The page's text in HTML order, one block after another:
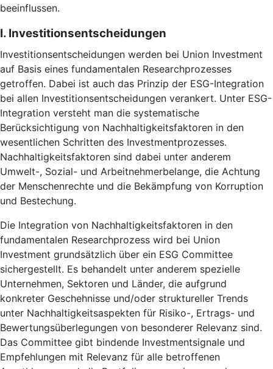
beeinflussen.
I. Investitionsentscheidungen
Investitionsentscheidungen werden bei Union Investment
auf Basis eines fundamentalen Researchprozesses
getroffen. Dabei ist auch das Prinzip der ESG-Integration
bei allen Investitionsentscheidungen verankert. Unter ESG-
Integration versteht man die systematische
Berücksichtigung von Nachhaltigkeitsfaktoren in den
wesentlichen Schritten des Investmentprozesses.
Nachhaltigkeitsfaktoren sind dabei unter anderem
Umwelt-, Sozial- und Arbeitnehmerbelange, die Achtung
der Menschenrechte und die Bekämpfung von Korruption
und Bestechung.
Die Integration von Nachhaltigkeitsfaktoren in den
fundamentalen Researchprozess wird bei Union
Investment grundsätzlich über ein ESG Committee
sichergestellt. Es behandelt unter anderem spezielle
Unternehmen, Sektoren und Länder, die aufgrund
konkreter Geschehnisse und/oder struktureller Trends
unter Nachhaltigkeitsaspekten für Risiko-, Ertrags- und
Bewertungsüberlegungen von besonderer Relevanz sind.
Das Committee gibt bindende Investmentsignale und
Empfehlungen mit Relevanz für alle betroffenen